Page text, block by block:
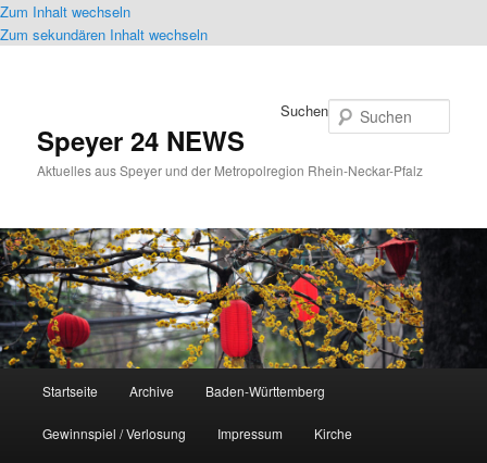
Zum Inhalt wechseln
Zum sekundären Inhalt wechseln
Speyer 24 NEWS
Aktuelles aus Speyer und der Metropolregion Rhein-Neckar-Pfalz
Suchen
Startseite Archive Baden-Württemberg
Gewinnspiel / Verlosung Impressum Kirche